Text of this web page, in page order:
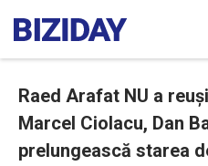
Raed Arafat NU a
Marcel Ciolacu, Dan
prelungească starea